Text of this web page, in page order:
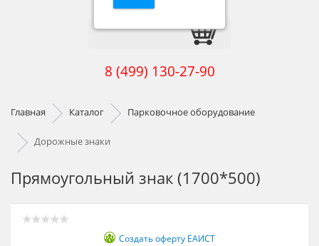
8 (499) 130-27-90
Главная Каталог Парковочное оборудование
Дорожные знаки
Прямоугольный знак (1700*500)
Создать оферту ЕАИСТ